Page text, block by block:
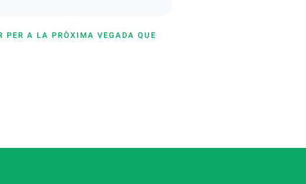
PER A LA PRÒXIMA VEGADA QUE